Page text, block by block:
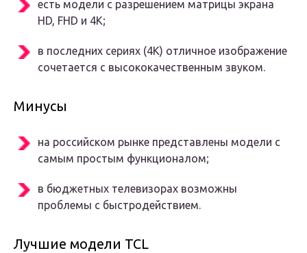
есть модели с разрешением матрицы экрана
HD, FHD и 4К;
в последних сериях (4К) отличное изображение
сочетается с высококачественным звуком.
Минусы
на российском рынке представлены модели с
самым простым функционалом;
в бюджетных телевизорах возможны
проблемы с быстродействием.
Лучшие модели TCL